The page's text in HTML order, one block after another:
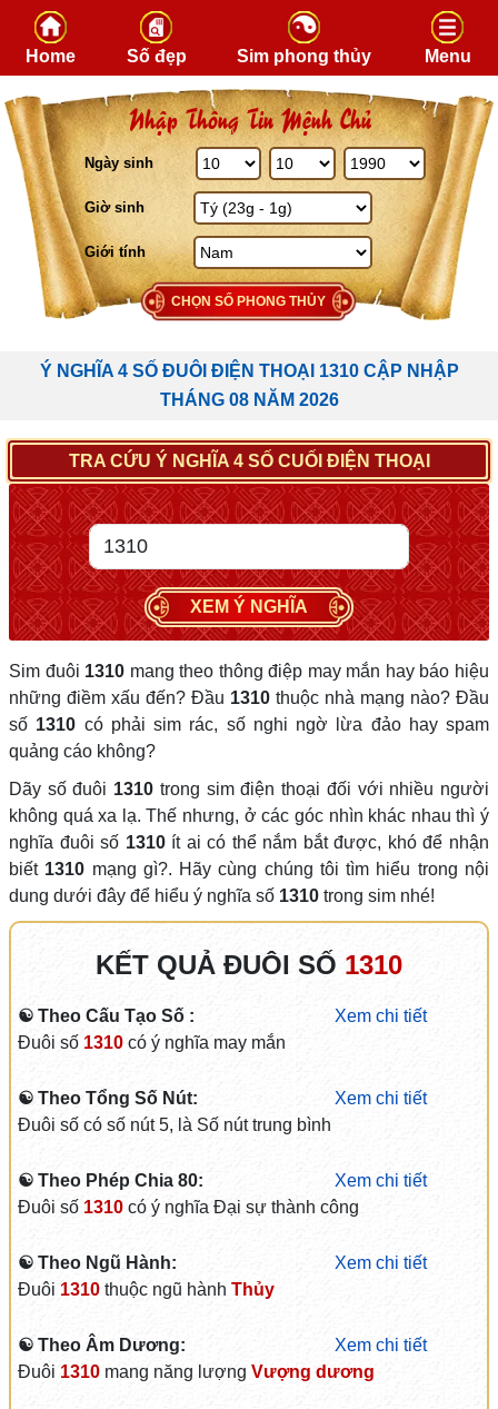
Skip to content
Home Số đẹp Sim phong thủy Menu
Nhập Thông Tin Mệnh Chủ
Ngày sinh
Giờ sinh
Giới tính
CHỌN SỐ PHONG THỦY
Ý NGHĨA 4 SỐ ĐUÔI ĐIỆN THOẠI 1310 CẬP NHẬP
THÁNG 08 NĂM 2026
TRA CỨU Ý NGHĨA 4 SỐ CUỐI ĐIỆN THOẠI
XEM Ý NGHĨA
Sim đuôi 1310 mang theo thông điệp may mắn hay báo hiệu
những điềm xấu đến? Đầu 1310 thuộc nhà mạng nào? Đầu
số 1310 có phải sim rác, số nghi ngờ lừa đảo hay spam
quảng cáo không?
Dãy số đuôi 1310 trong sim điện thoại đối với nhiều người
không quá xa lạ. Thế nhưng, ở các góc nhìn khác nhau thì ý
nghĩa đuôi số 1310ít ai có thể nắm bắt được, khó để nhận
biết 1310 mạng gì?. Hãy cùng chúng tôi tìm hiểu trong nội
dung dưới đây để hiểu ý nghĩa số 1310 trong sim nhé!
KẾT QUẢ ĐUÔI SỐ 1310
☯ Theo Cấu Tạo Số :
Xem chi tiết
Đuôi số 1310có ý nghĩa may mắn
☯ Theo Tổng Số Nút:
Xem chi tiết
Đuôi số có số nút 5, là Số nút trung bình
☯ Theo Phép Chia 80:
Xem chi tiết
Đuôi số 1310có ý nghĩa Đại sự thành công
☯ Theo Ngũ Hành:
Xem chi tiết
Đuôi 1310thuộc ngũ hành Thủy
☯ Theo Âm Dương:
Xem chi tiết
Đuôi 1310mang năng lượng Vượng dương